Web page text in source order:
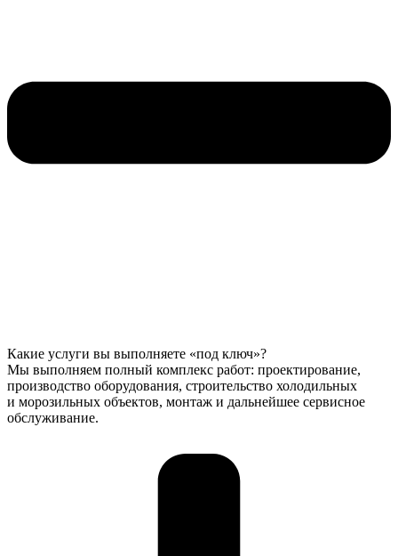
Какие услуги вы выполняете «под ключ»?
Мы выполняем полный комплекс работ: проектирование,
производство оборудования, строительство холодильных
и морозильных объектов, монтаж и дальнейшее сервисное
обслуживание.